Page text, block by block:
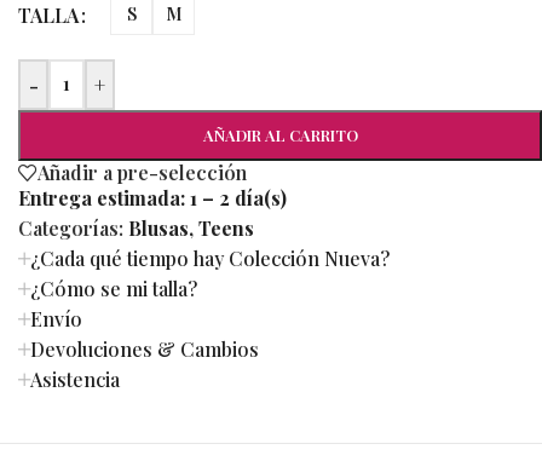
TALLA S M
- +
AÑADIR AL CARRITO
Añadir a pre-selección
Entrega estimada:1 – 2 día(s)
Categorías: Blusas,Teens
¿Cada qué tiempo hay Colección Nueva?
¿Cómo se mi talla?
Envío
Devoluciones & Cambios
Asistencia